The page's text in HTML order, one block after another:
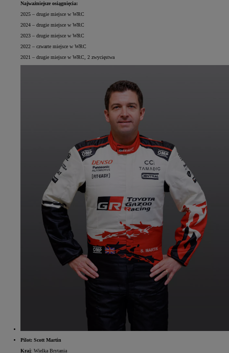
Najważniejsze osiągnięcia:
2025 – drugie miejsce w WRC
2024 – drugie miejsce w WRC
2023 – drugie miejsce w WRC
2022 – czwarte miejsce w WRC
2021 – drugie miejsce w WRC, 2 zwycięstwa
Pilot: Scott Martin
Kraj: Wielka Brytania